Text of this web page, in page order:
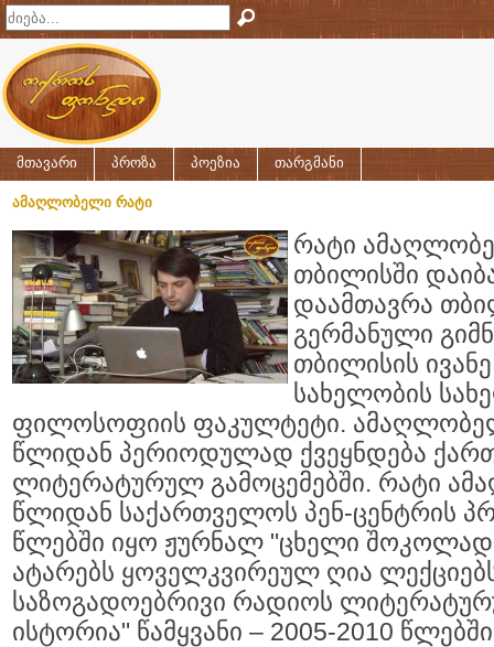
მთავარი პროზა პოეზია თარგმანი
ამაღლობელი რატი
რატი
თბილისში
დაამთავრა
გერმანული
თბილისის
სახელობის
ფილოსოფიის ფაკულტეტი.
წლიდან პერიოდულად ქვეყნდება
ლიტერატურულ გამოცემებში. რატი
წლიდან საქართველოს პენ-ცენტრის
წლებში იყო ჟურნალ "ცხელი
ატარებს ყოველკვირეულ ღია
საზოგადოებრივი რადიოს
ისტორია" წამყვანი – 2005-2010